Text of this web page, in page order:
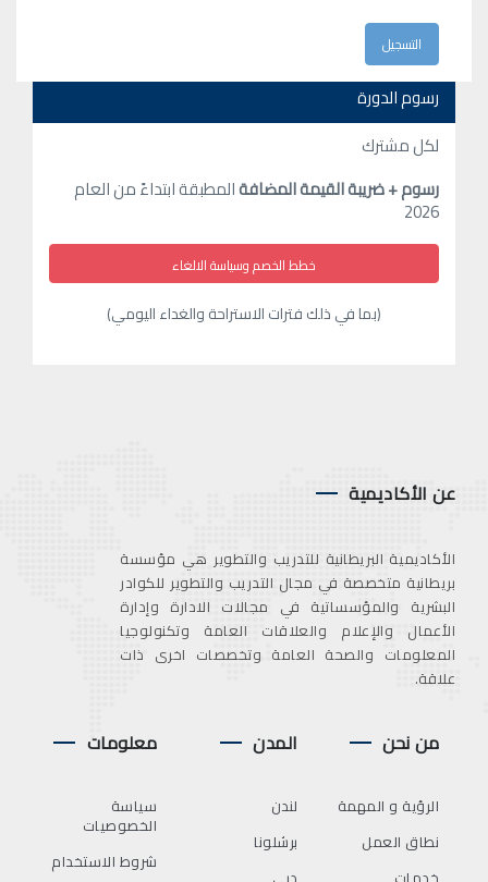
رسوم الدورة
لكل مشترك
رسوم + ضريبة القيمة المضافةالمطبقة ابتداءً من العام
2026
خطط الخصم وسياسة الالغاء
(بما في ذلك فترات الاستراحة والغداء اليومي)
عن الأكاديمية
الأكاديمية البريطانية للتدريب والتطوير هي مؤسسة
بريطانية متخصصة في مجال التدريب والتطوير للكوادر
البشرية والمؤسساتية في مجالات الادارة وإدارة
الأعمال والإعلام والعلاقات العامة وتكنولوجيا
المعلومات والصحة العامة وتخصصات اخرى ذات
علاقة.
من نحن
الرؤية و المهمة
نطاق العمل
المدن
لندن
برشلونا
معلومات
سياسة
الخصوصيات
شروط الاستخدام